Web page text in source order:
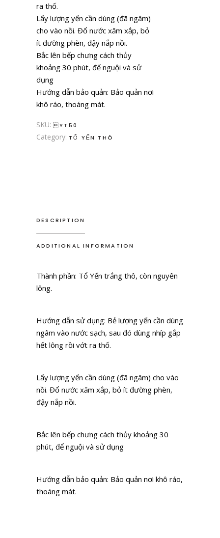
ra thố.
Lấy lượng yến cần dùng (đã ngâm)
cho vào nồi. Đổ nước xăm xắp, bỏ
ít đường phèn, đậy nắp nồi.
Bắc lên bếp chưng cách thủy
khoảng 30 phút, để nguội và sử
dụng
Hướng dẫn bảo quản: Bảo quản nơi
khô ráo, thoáng mát.
SKU: YT50
Category: TỔ YẾN THÔ
DESCRIPTION
ADDITIONAL INFORMATION
Thành phần: Tổ Yến trắng thô, còn nguyên
lông.
Hướng dẫn sử dụng: Bẻ lượng yến cần dùng
ngâm vào nước sạch, sau đó dùng nhíp gắp
hết lông rồi vớt ra thố.
Lấy lượng yến cần dùng (đã ngâm) cho vào
nồi. Đổ nước xăm xắp, bỏ ít đường phèn,
đậy nắp nồi.
Bắc lên bếp chưng cách thủy khoảng 30
phút, để nguội và sử dụng
Hướng dẫn bảo quản: Bảo quản nơi khô ráo,
thoáng mát.